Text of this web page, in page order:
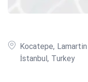
Kocatepe,
İstanbul, Turkey